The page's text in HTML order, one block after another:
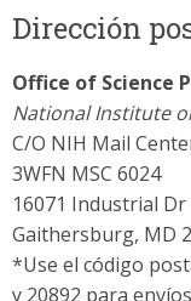
Dirección
Office of Science
National Institute
C/O NIH Mail
3WFN MSC 6024
16071 Industrial Dr
Gaithersburg, MD
*Use el código
y 20892 para